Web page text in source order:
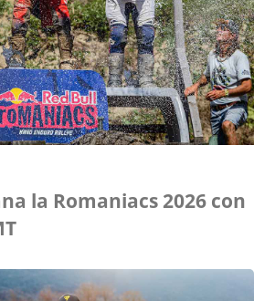
la Romaniacs 2026 con